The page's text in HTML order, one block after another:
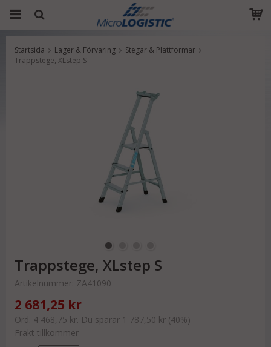
Produkten har blivit tillagd i varukorgen
Startsida Lager & Förvaring
Stegar & Plattformar
Trappstege, XLstep S
Trappstege, XLstep S
Artikelnummer: ZA41090
2 681,25 kr
Ord. 4 468,75 kr. Du sparar 1 787,50 kr (40%)
Frakt tillkommer